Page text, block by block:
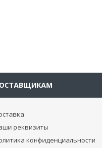
реквизиты
конфиденциальности